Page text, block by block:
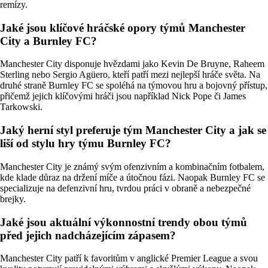
remízy.
Jaké jsou klíčové hráčské opory týmů Manchester
City a Burnley FC?
Manchester City disponuje hvězdami jako Kevin De Bruyne, Raheem
Sterling nebo Sergio Agüero, kteří patří mezi nejlepší hráče světa. Na
druhé straně Burnley FC se spoléhá na týmovou hru a bojovný přístup,
přičemž jejich klíčovými hráči jsou například Nick Pope či James
Tarkowski.
Jaký herní styl preferuje tým Manchester City a jak se
liší od stylu hry týmu Burnley FC?
Manchester City je známý svým ofenzivním a kombinačním fotbalem,
kde klade důraz na držení míče a útočnou fázi. Naopak Burnley FC se
specializuje na defenzivní hru, tvrdou práci v obraně a nebezpečné
brejky.
Jaké jsou aktuální výkonnostní trendy obou týmů
před jejich nadcházejícím zápasem?
Manchester City patří k favoritům v anglické Premier League a svou